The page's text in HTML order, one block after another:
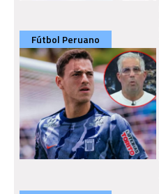
Fútbol Peruano